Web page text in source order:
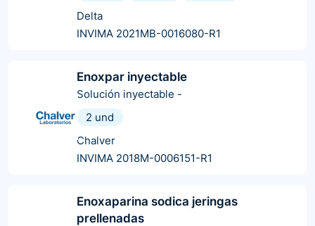
Delta
INVIMA 2021MB-0016080-R1
Enoxpar inyectable
Solución inyectable -
2 und
Chalver
INVIMA 2018M-0006151-R1
Enoxaparina sodica jeringas
prellenadas